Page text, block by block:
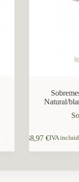
Natural/
48,97€IVA